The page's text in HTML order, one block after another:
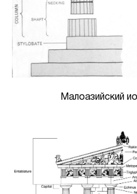
Малоазийский